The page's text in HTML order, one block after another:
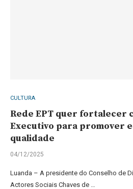
CULTURA
Rede EPT quer fortalecer
Executivo para promover
qualidade
04/12/2025
Luanda – A presidente do Conselho de
Actores Sociais Chaves de …